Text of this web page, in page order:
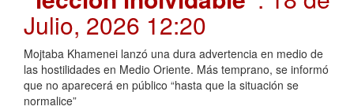
Julio, 2026 12:20
Mojtaba Khamenei lanzó una dura advertencia en medio de
las hostilidades en Medio Oriente. Más temprano, se informó
que no aparecerá en público “hasta que la situación se
normalice”